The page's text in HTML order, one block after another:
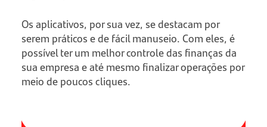
Os aplicativos, por sua vez, se destacam por
serem práticos e de fácil manuseio. Com eles, é
possível ter um melhor controle das finanças da
sua empresa e até mesmo finalizar operações por
meio de poucos cliques.